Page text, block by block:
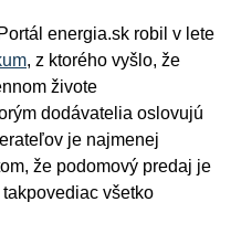
energia.sk robil v lete
, z ktorého vyšlo, že
živote
dodávatelia oslovujú
je najmenej
že podomový predaj je
všetko